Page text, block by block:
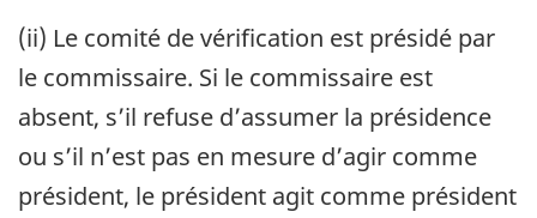
(ii) Le comité de vérification est présidé par
le commissaire. Si le commissaire est
absent, s’il refuse d’assumer la présidence
ou s’il n’est pas en mesure d’agir comme
président, le président agit comme président